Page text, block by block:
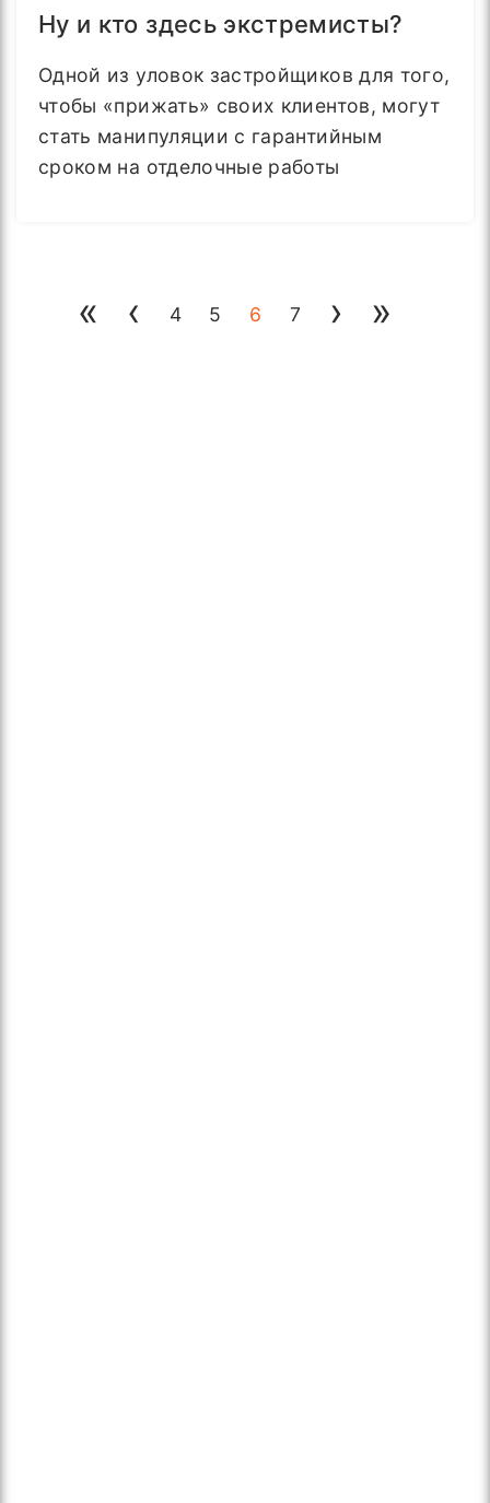
Ну и кто здесь экстремисты?
Одной из уловок застройщиков для того,
чтобы «прижать» своих клиентов, могут
стать манипуляции с гарантийным
сроком на отделочные работы
« ‹ 4 5 6 7 › »